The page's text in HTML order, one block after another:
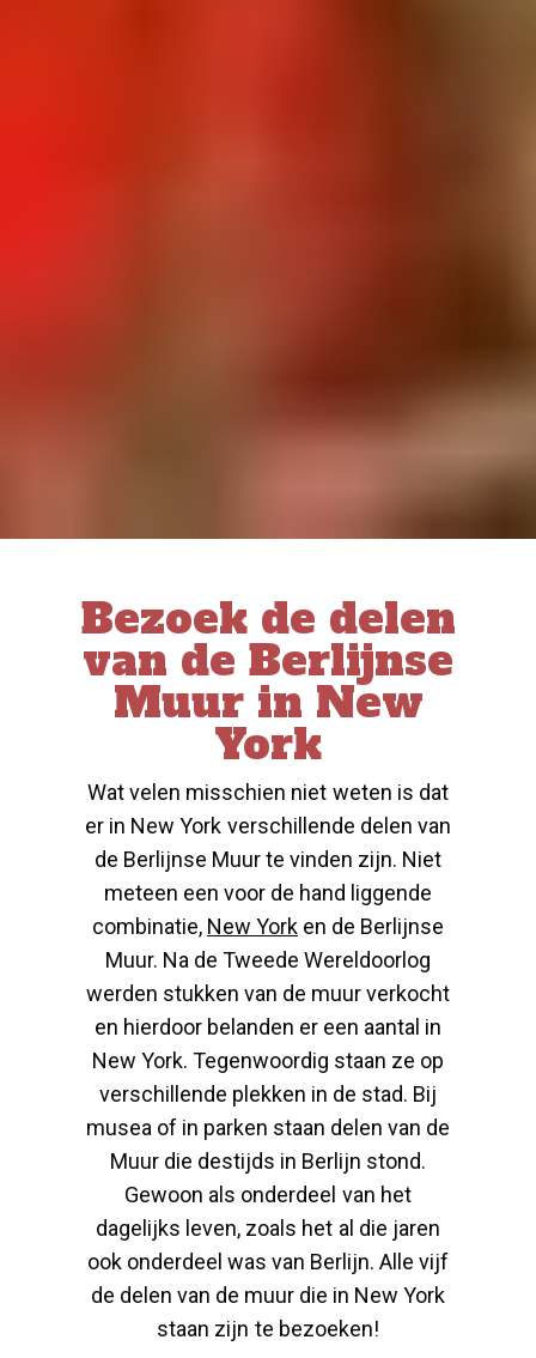
Bezoek de delen
van de Berlijnse
Muur in New
York
Wat velen misschien niet weten is dat
er in New York verschillende delen van
de Berlijnse Muur te vinden zijn. Niet
meteen een voor de hand liggende
combinatie, New York en de Berlijnse
Muur. Na de Tweede Wereldoorlog
werden stukken van de muur verkocht
en hierdoor belanden er een aantal in
New York. Tegenwoordig staan ze op
verschillende plekken in de stad. Bij
musea of in parken staan delen van de
Muur die destijds in Berlijn stond.
Gewoon als onderdeel van het
dagelijks leven, zoals het al die jaren
ook onderdeel was van Berlijn. Alle vijf
de delen van de muur die in New York
staan zijn te bezoeken!